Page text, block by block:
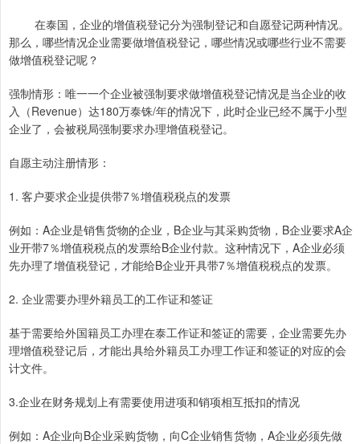
在泰国，企业的增值税登记分为强制登记和自愿登记两种情况。
那么，哪些情况企业需要做增值税登记，哪些情况或哪些行业不需要
做增值税登记呢？
强制情形：唯一一个企业被强制要求做增值税登记情况是当企业的收
入（Revenue）达180万泰铢/年的情况下，此时企业已经不属于小型
企业了，会被税局强制要求办理增值税登记。
自愿主动注册情形：
1. 客户要求企业提供带7％增值税税点的发票
例如：A企业是销售货物的企业，B企业与其采购货物，B企业要求A企
业开带7％增值税税点的发票给B企业付款。这种情况下，A企业必须
先办理了增值税登记，才能给B企业开具带7％增值税税点的发票。
2. 企业需要办理外籍员工的工作证和签证
基于需要给外国籍员工办理在泰工作证和签证的需要，企业需要先办
理增值税登记后，才能出具给外籍员工办理工作证和签证的对应的会
计文件。
3.企业在财务规划上有需要使用进项和销项相互抵扣的情况
例如：A企业向B企业采购货物，向C企业销售货物，A企业必须先做